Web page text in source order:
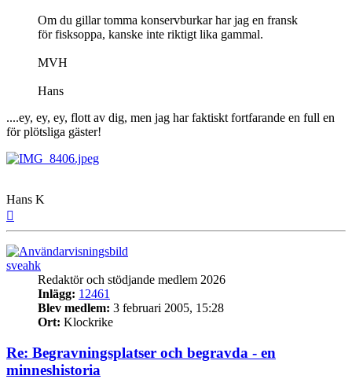
Om du gillar tomma konservburkar har jag en fransk
för fisksoppa, kanske inte riktigt lika gammal.
MVH
Hans
....ey, ey, ey, flott av dig, men jag har faktiskt fortfarande en full en
för plötsliga gäster!
Hans K
sveahk
Redaktör och stödjande medlem 2026
Inlägg: 12461
Blev medlem: 3 februari 2005, 15:28
Ort: Klockrike
Re: Begravningsplatser och begravda - en
minneshistoria